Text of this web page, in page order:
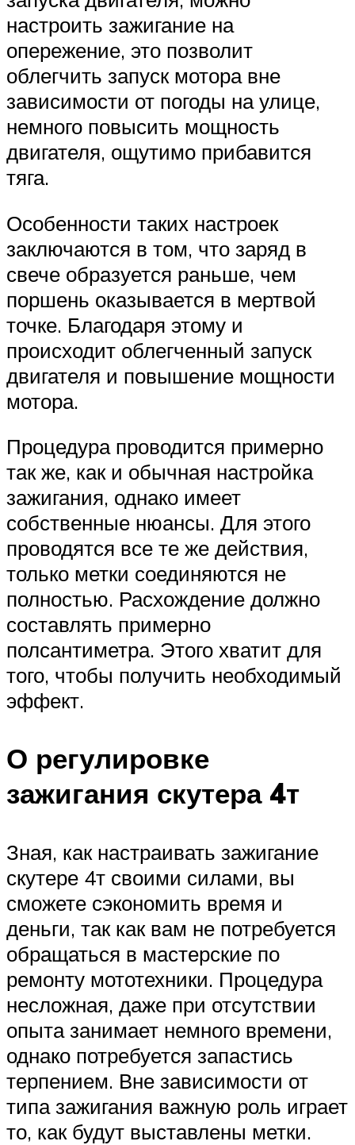
настроить зажигание на
опережение, это позволит
облегчить запуск мотора вне
зависимости от погоды на улице,
немного повысить мощность
двигателя, ощутимо прибавится
тяга.
Особенности таких настроек
заключаются в том, что заряд в
свече образуется раньше, чем
поршень оказывается в мертвой
точке. Благодаря этому и
происходит облегченный запуск
двигателя и повышение мощности
мотора.
Процедура проводится примерно
так же, как и обычная настройка
зажигания, однако имеет
собственные нюансы. Для этого
проводятся все те же действия,
только метки соединяются не
полностью. Расхождение должно
составлять примерно
полсантиметра. Этого хватит для
того, чтобы получить необходимый
эффект.
О регулировке
зажигания скутера 4т
Зная, как настраивать зажигание
скутере 4т своими силами, вы
сможете сэкономить время и
деньги, так как вам не потребуется
обращаться в мастерские по
ремонту мототехники. Процедура
несложная, даже при отсутствии
опыта занимает немного времени,
однако потребуется запастись
терпением. Вне зависимости от
типа зажигания важную роль играет
то, как будут выставлены метки.